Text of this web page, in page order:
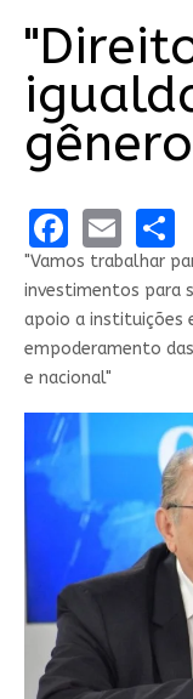
"Vamos trabalhar
investimentos para
apoio a instituições
empoderamento
e nacional"